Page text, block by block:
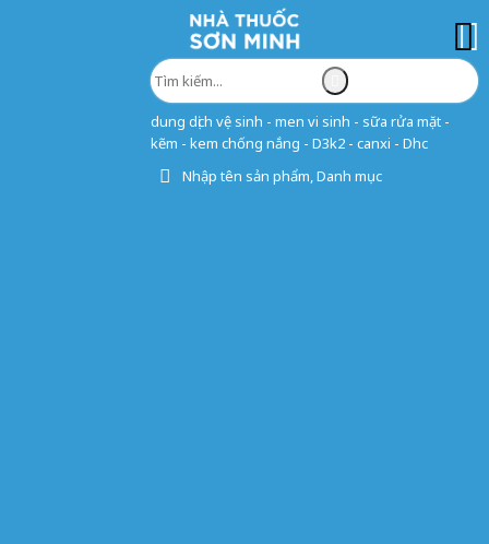
dung dịch vệ sinh - men vi sinh - sữa rửa mặt -
kẽm - kem chống nắng - D3k2 - canxi - Dhc
Nhập tên sản phẩm, Danh mục